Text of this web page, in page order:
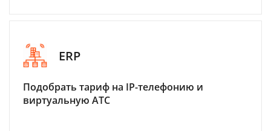
ERP
Подобрать тариф на IP-телефонию и
виртуальную АТС